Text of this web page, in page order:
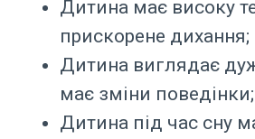
Дитина має високу
прискорене дихання;
Дитина виглядає
має зміни поведінки;
Дитина під час сну